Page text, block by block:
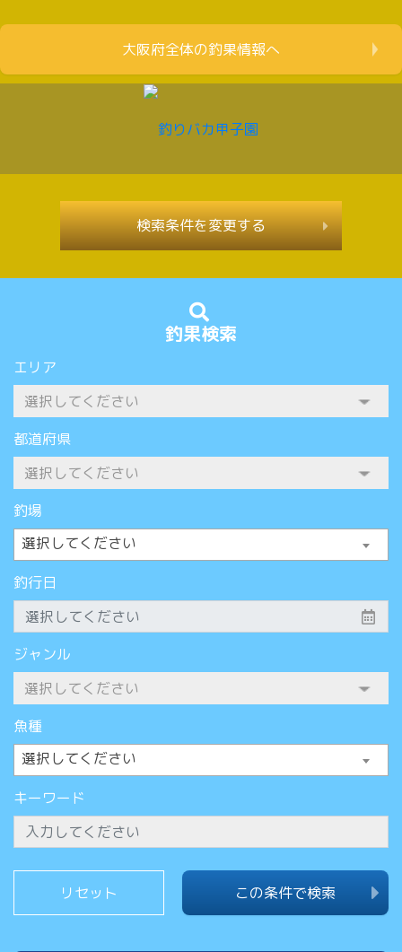
釣果検索
エリア
都道府県
釣場
選択してください
釣行日
ジャンル
魚種
選択してください
キーワード
この条件で検索
大阪府全体の釣果情報へ
検索条件を変更する